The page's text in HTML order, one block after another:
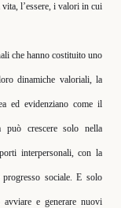
l’essere, i valori in cui
che hanno costituito uno
dinamiche valoriali, la
ed evidenziano come il
può crescere solo nella
interpersonali, con la
sociale. E solo
avviare e generare nuovi